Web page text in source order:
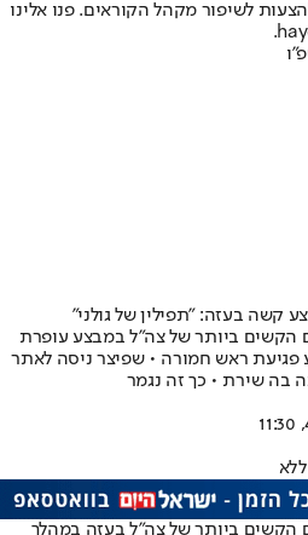
לשיפור מקהל הקוראים. פנו אלינו
קשה בעזה: "תפילין של גולני"
הקשים ביותר של צה"ל במבצע עופרת
פגיעת ראש חמורה • שפיצר ניסה לאתר
בה שירת • כך זה נגמר
הקשים ביותר של צה"ל בעזה במהלך